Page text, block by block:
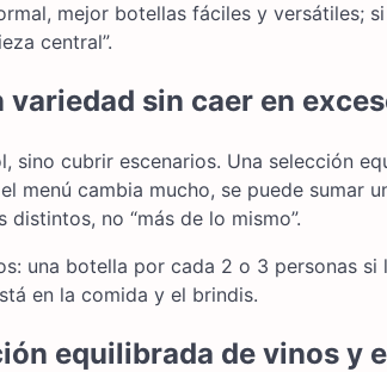
mejor botellas fáciles y versátiles;
central”.
sin caer en
cubrir escenarios. Una selección
menú cambia mucho, se puede sumar
no “más de lo mismo”.
una botella por cada 2 o 3 personas si
en la comida y el brindis.
equilibrada de vinos y